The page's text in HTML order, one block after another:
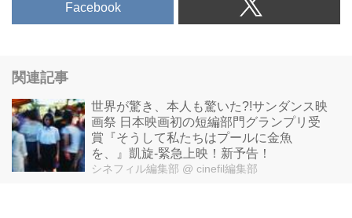
Facebook
関連記事
世界が驚き、本人も驚いた?!サンダンス映
画祭 日本映画初の短編部門グランプリ受
賞『そうして私たちはプールに金魚
を、』凱旋-緊急上映！新予告！
シネフィル編集部 @ cinefil編集部